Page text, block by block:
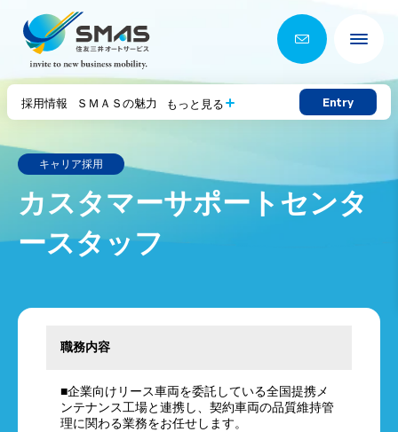
採用情報 ＳＭＡＳの魅力 もっと見る Entry
キャリア採用
カスタマーサポートセンタ
ースタッフ
職務内容
■企業向けリース車両を委託している全国提携メ
ンテナンス工場と連携し、契約車両の品質維持管
理に関わる業務をお任せします。